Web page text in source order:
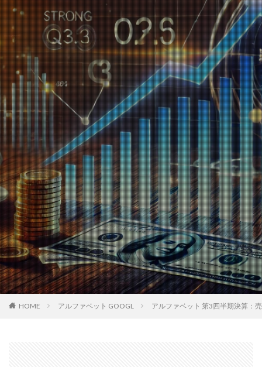
HOME アルファベット GOOGL アルファベット 第3四半期決算：